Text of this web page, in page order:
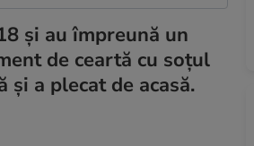
și au împreună un
de ceartă cu soțul
a plecat de acasă.